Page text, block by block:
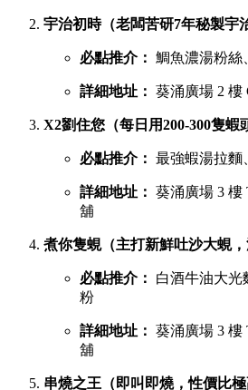
宇治初時（老闆苦研7年秘製宇
必點推介： 鯛魚濃湯粉絲
詳細地址： 葵涌廣場 2 樓
X2劉住您（每日用200-300隻蝦
必點推介： 最強蝦湯拉麵
詳細地址： 葵涌廣場 3 樓
舖
煮你隻蜆（主打新鮮吐沙大蜆，
必點推介：
白酒牛油大光
粉
詳細地址： 葵涌廣場 3 樓
舖
串燒之王（即叫即燒，性價比極